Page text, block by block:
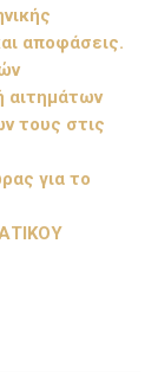
αποφάσεις.
αιτημάτων
τους στις
για το